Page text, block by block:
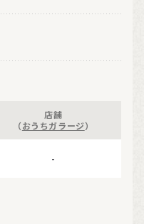
店舗
（おうちガラージ）
-